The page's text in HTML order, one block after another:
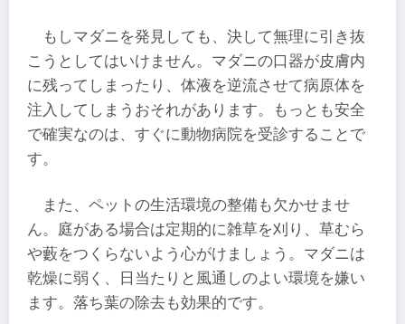
もしマダニを発見しても、決して無理に引き抜
こうとしてはいけません。マダニの口器が皮膚内
に残ってしまったり、体液を逆流させて病原体を
注入してしまうおそれがあります。もっとも安全
で確実なのは、すぐに動物病院を受診することで
す。
また、ペットの生活環境の整備も欠かせませ
ん。庭がある場合は定期的に雑草を刈り、草むら
や藪をつくらないよう心がけましょう。マダニは
乾燥に弱く、日当たりと風通しのよい環境を嫌い
ます。落ち葉の除去も効果的です。